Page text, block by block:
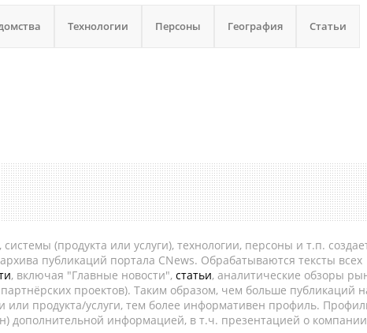
Технологии Персоны География Статьи
(продукта или услуги), технологии, персоны и т.п.
публикаций портала CNews. Обрабатываются тексты всех
, включая "Главные новости", статьи, аналитические обзоры
проектов). Таким образом, чем больше публикаций
или продукта/услуги, тем более информативен профиль.
дополнительной информацией, в т.ч. презентацией о